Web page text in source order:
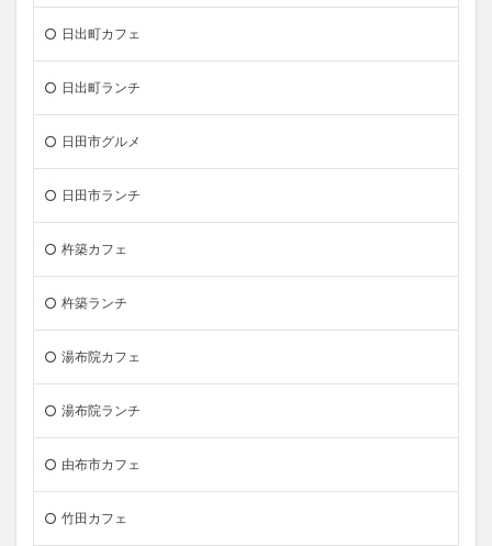
日出町カフェ
日出町ランチ
日田市グルメ
日田市ランチ
杵築カフェ
杵築ランチ
湯布院カフェ
湯布院ランチ
由布市カフェ
竹田カフェ